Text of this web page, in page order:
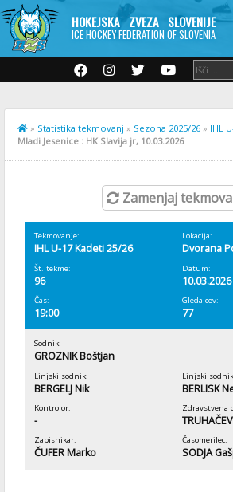
HOKEJSKA ZVEZA SLOVENIJE
ICE HOCKEY FEDERATION OF SLOVENIA
» Statistika tekmovanj » Sezona 2025/26 » IHL
Mladi Jesenice : HK Slavija jr, 10.03.2026
Zamenjaj
Tekmovanje:
IHL U-17 Kadeti 25/26
Lokacija:
Dvorana
Št. tekme:
96
Datum:
10.03.2026
Čas:
19:00
Gledalcev:
77
Sodnik:
GROZNIK Boštjan
Linjski sodnik:
BERGELJ Nik
Linjski
BERLISK
Kontrolor:
-
Zdravstvena
Zapisnikar:
ČUFER Marko
Časomerilec:
SODJA